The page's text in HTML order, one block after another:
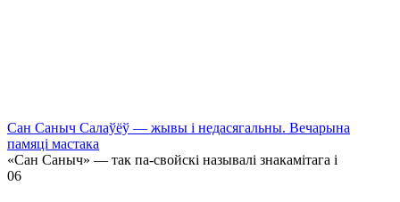
Сан Саныч Салаўёў — жывы і недасягальны. Вечарына
памяці мастака
«Сан Саныч» — так па-свойскі называлі знакамітага і
06